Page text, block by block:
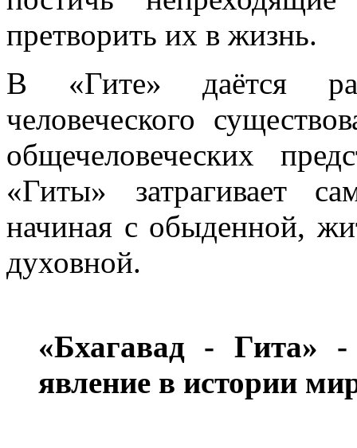
претворить их в жизнь.
В «Гите» даётся
человеческого
общечеловеческих
«Гиты» затрагивает
начиная с обыденной,
духовной.
«Бхагавад - Гита» -
явление в истории